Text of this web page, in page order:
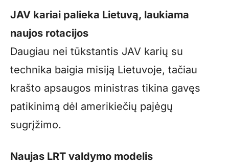
JAV kariai palieka Lietuvą, laukiama
naujos rotacijos
Daugiau nei tūkstantis JAV karių su
technika baigia misiją Lietuvoje, tačiau
krašto apsaugos ministras tikina gavęs
patikinimą dėl amerikiečių pajėgų
sugrįžimo.
Naujas LRT valdymo modelis